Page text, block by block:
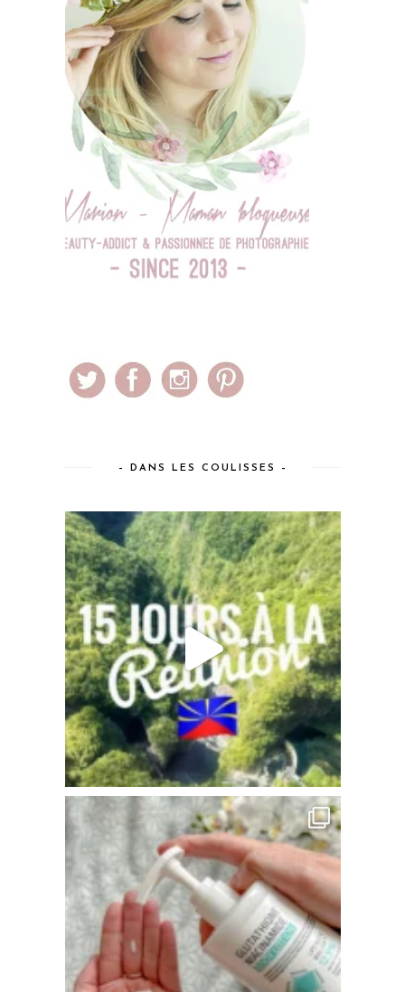
– DANS LES COULISSES –